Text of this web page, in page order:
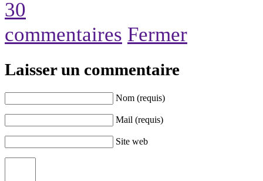
30
commentaires Fermer
Laisser un commentaire
Nom (requis)
Mail (requis)
Site web